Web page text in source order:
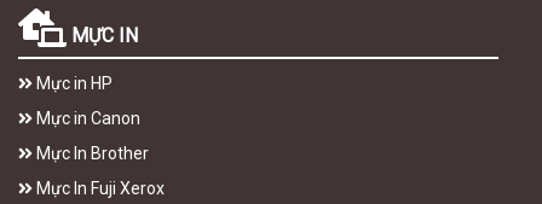
MỰC IN
Mực in HP
Mực in Canon
Mực In Brother
Mực In Fuji Xerox